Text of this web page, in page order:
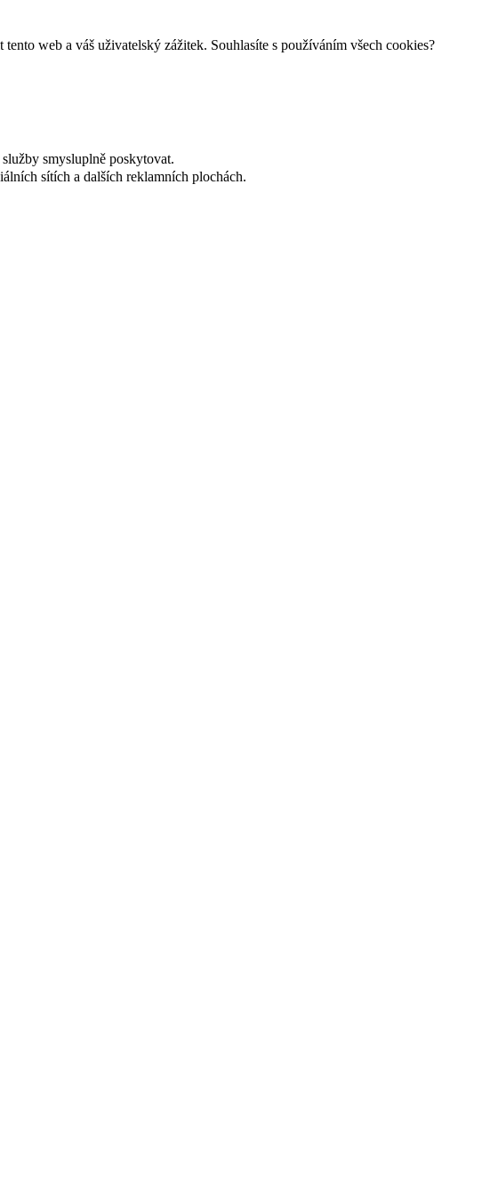
web a váš uživatelský zážitek. Souhlasíte s používáním všech cookies?
smysluplně poskytovat.
sítích a dalších reklamních plochách.